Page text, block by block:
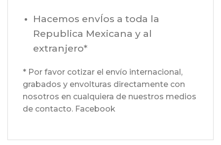
Hacemos envÍos a toda la
Republica Mexicana y al
extranjero*
* Por favor cotizar el envío internacional,
grabados y envolturas directamente con
nosotros en cualquiera de nuestros medios
de contacto. Facebook